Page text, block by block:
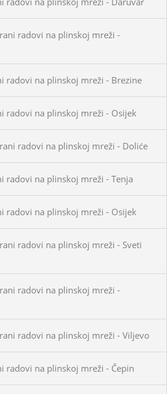
radovi na plinskoj mreži -
radovi na plinskoj mreži - Brezine
radovi na plinskoj mreži - Osijek
radovi na plinskoj mreži - Doliće
radovi na plinskoj mreži - Tenja
radovi na plinskoj mreži - Osijek
radovi na plinskoj mreži - Sveti
radovi na plinskoj mreži -
radovi na plinskoj mreži - Viljevo
radovi na plinskoj mreži - Čepin